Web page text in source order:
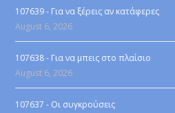
107639 - Για να ξέρεις αν κατάφερες
August 6, 2026
107638 - Για να μπεις στο πλαίσιο
August 6, 2026
107637 - Οι συγκρούσεις